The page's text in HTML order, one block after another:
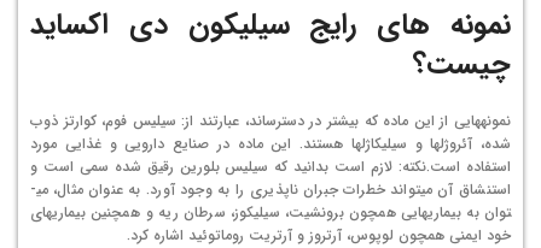
نمونه ­های رایجسیلیکون دی اکساید
چیست؟
نمونه­هایی از این ماده که بیش­تر در دسترس­اند، عبارتند از: سیلیس فوم، کوارتز ذوب
شده، آئروژل­ها و سیلیکاژل­­ها هستند. این ماده در صنایع دارویی و غذایی مورد
استفاده است.نکته: لازم است بدانید که سیلیس بلورین رقیق شده سمی است و
استنشاق آن می­تواند خطرات جبران ناپذیری را به وجود آورد. به عنوان مثال، می­
توان به بیماری­هایی همچون برونشیت، سیلیکوز، سرطان ریه و همچنین بیماری­های
خود ایمنی همچون لوپوس، آرتروز و آرتریت روماتوئید اشاره کرد.